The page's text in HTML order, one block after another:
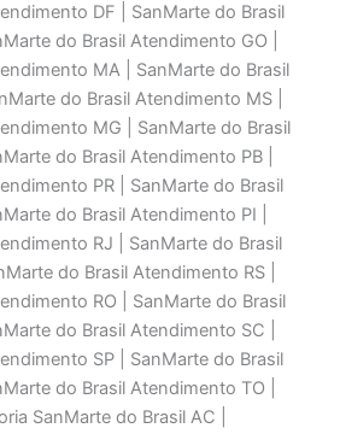
DF | SanMarte do Brasil
do Brasil Atendimento GO |
MA | SanMarte do Brasil
do Brasil Atendimento MS |
MG | SanMarte do Brasil
do Brasil Atendimento PB |
PR | SanMarte do Brasil
do Brasil Atendimento PI |
RJ | SanMarte do Brasil
do Brasil Atendimento RS |
RO | SanMarte do Brasil
do Brasil Atendimento SC |
SP | SanMarte do Brasil
do Brasil Atendimento TO |
SanMarte do Brasil AC |